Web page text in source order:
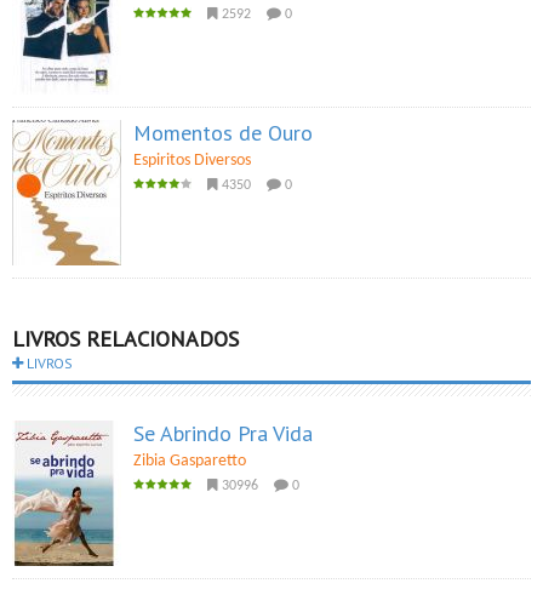
2592 0
Momentos de Ouro
Espiritos Diversos
4350 0
LIVROS RELACIONADOS
LIVROS
Se Abrindo Pra Vida
Zibia Gasparetto
30996 0